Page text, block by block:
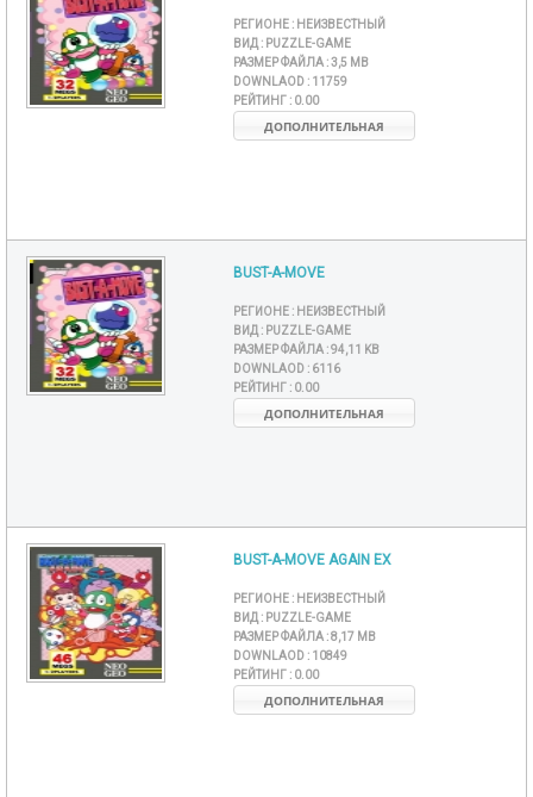
РЕГИОНЕ : НЕИЗВЕСТНЫЙ
ВИД : PUZZLE-GAME
РАЗМЕР ФАЙЛА :3,5 MB
DOWNLAOD : 11759
РЕЙТИНГ : 0.00
ДОПОЛНИТЕЛЬНАЯ
BUST-A-MOVE
РЕГИОНЕ : НЕИЗВЕСТНЫЙ
ВИД : PUZZLE-GAME
РАЗМЕР ФАЙЛА :94,11 KB
DOWNLAOD : 6116
РЕЙТИНГ : 0.00
ДОПОЛНИТЕЛЬНАЯ
BUST-A-MOVE AGAIN EX
РЕГИОНЕ : НЕИЗВЕСТНЫЙ
ВИД : PUZZLE-GAME
РАЗМЕР ФАЙЛА :8,17 MB
DOWNLAOD : 10849
РЕЙТИНГ : 0.00
ДОПОЛНИТЕЛЬНАЯ